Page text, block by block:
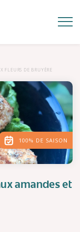
FLEURS DE BRUYÈRE
100% DE SAISON
amandes et